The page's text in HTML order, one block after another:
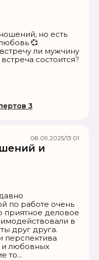
но есть
💞
ли мужчину
состоится?
3
и
по работе очень
приятное деловое
в
друг друга.
перспектива
любовных
то...
08.09.2025/13:01